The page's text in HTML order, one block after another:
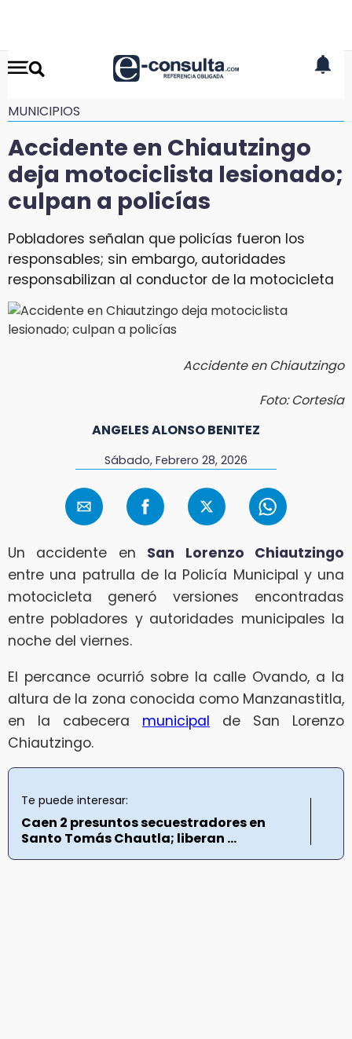
MUNICIPIOS
Accidente en Chiautzingo
deja motociclista lesionado;
culpan a policías
Pobladores señalan que policías fueron los
responsables; sin embargo, autoridades
responsabilizan al conductor de la motocicleta
Accidente en Chiautzingo
Foto: Cortesía
ANGELES ALONSO BENITEZ
Sábado, Febrero 28, 2026
Un accidente en San Lorenzo Chiautzingo
entre una patrulla de la Policía Municipal y una
motocicleta generó versiones encontradas
entre pobladores y autoridades municipales la
noche del viernes.
El percance ocurrió sobre la calle Ovando, a la
altura de la zona conocida como Manzanastitla,
en la cabecera municipal de San Lorenzo
Chiautzingo.
Te puede interesar:
Caen 2 presuntos secuestradores en
Santo Tomás Chautla; liberan ...